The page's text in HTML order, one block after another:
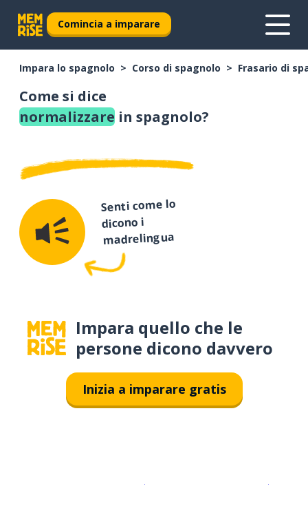
Comincia a imparare
Impara lo spagnolo Corso di spagnolo Frasario di
Come si dice
normalizzare in spagnolo?
Senti come lo
dicono i
madrelingua
Impara quello che le
persone dicono davvero
Inizia a imparare gratis